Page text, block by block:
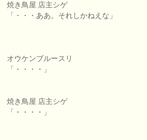
焼き鳥屋 店主シゲ
「・・・ああ。それしかねえな」
オウケンブルースリ
「・・・・」
焼き鳥屋 店主シゲ
「・・・・」